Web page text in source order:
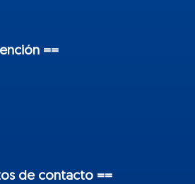
==
de contacto ==